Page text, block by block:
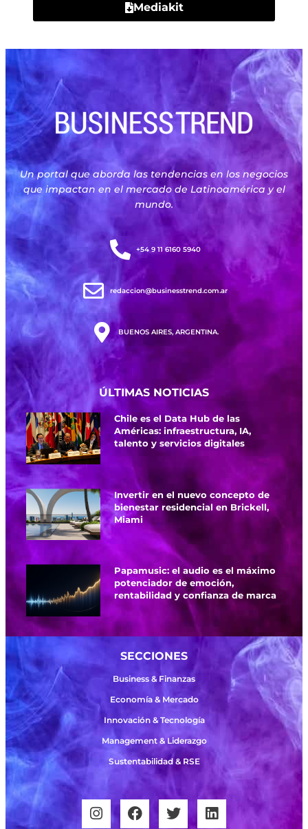
Mediakit
Un portal que aborda las tendencias en los negocios
que impactan en el mercado de Latinoamérica y el
mundo.
+54 9 11 6160 5940
redaccion@businesstrend.com.ar
BUENOS AIRES, ARGENTINA.
ÚLTIMAS NOTICIAS
Chile es el Data Hub de las
Américas: infraestructura, IA,
talento y servicios digitales
Invertir en el nuevo concepto de
bienestar residencial en Brickell,
Miami
Papamusic: el audio es el máximo
potenciador de emoción,
rentabilidad y confianza de marca
SECCIONES
Business & Finanzas
Economía & Mercado
Innovación & Tecnología
Management & Liderazgo
Sustentabilidad & RSE